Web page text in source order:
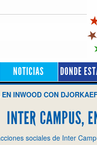
NOTICIAS DONDE
INWOOD CON
INTER CAMPUS,
sociales de Inter